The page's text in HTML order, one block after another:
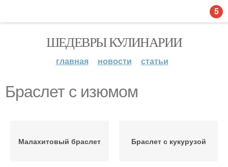
ШЕДЕВРЫ КУЛИНАРИИ
главная новости статьи
Браслет с изюмом
Малахитовый браслет Браслет с кукурузой
5